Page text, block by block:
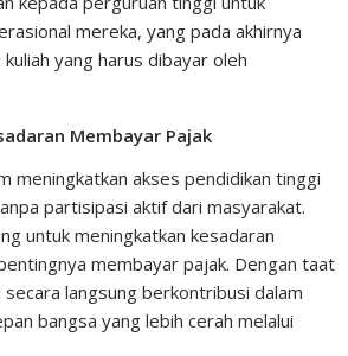
mereka, yang pada akhirnya
yang harus dibayar oleh
Membayar Pajak
meningkatkan akses pendidikan tinggi
partisipasi aktif dari masyarakat.
untuk meningkatkan kesadaran
membayar pajak. Dengan taat
langsung berkontribusi dalam
bangsa yang lebih cerah melalui